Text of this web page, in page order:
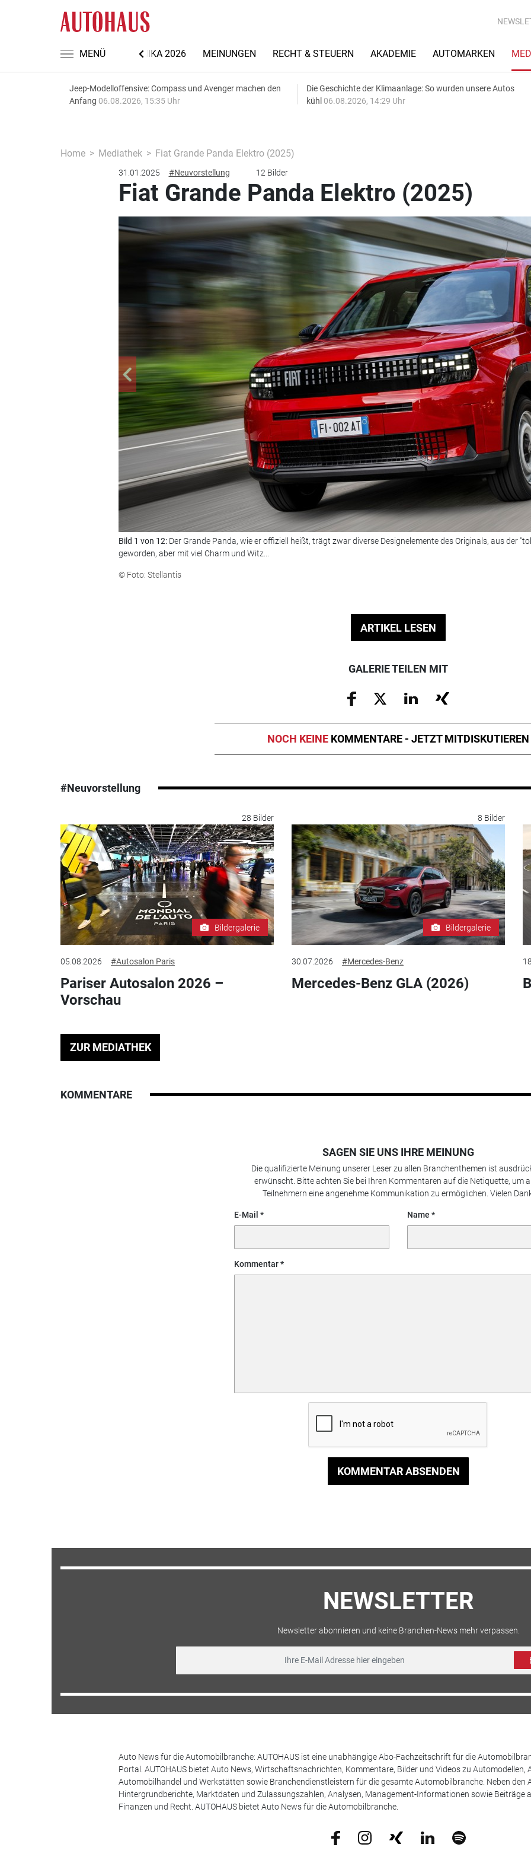
MENÜ
NACHRICHTEN AUTOMECHANIKA 2026 MEINUNGEN RECHT & STEUERN AKADEMIE AUTOMARKEN
Jeep-Modelloffensive: Compass und Avenger machen den
Anfang 06.08.2026, 15:35 Uhr
Die Geschichte der Klimaanlage: So wurden unsere Autos
kühl 06.08.2026, 14:29 Uhr
Home Mediathek Fiat Grande Panda Elektro (2025)
31.01.2025 #Neuvorstellung 12 Bilder
Fiat Grande Panda Elektro (2025)
Bild 1 von 12: Der Grande Panda, wie er offiziell heißt, trägt zwar diverse Designelemente des Originals, aus der
geworden, aber mit viel Charm und Witz...
© Foto: Stellantis
ARTIKEL LESEN
GALERIE TEILEN MIT
NOCH KEINE KOMMENTARE - JETZT MITDISKUTIEREN
#Neuvorstellung
28 Bilder
Bildergalerie
05.08.2026 #Autosalon Paris
Pariser Autosalon 2026 –
Vorschau
8 Bilder
Bildergalerie
30.07.2026 #Mercedes-Benz
Mercedes-Benz GLA (2026)
ZUR MEDIATHEK
KOMMENTARE
SAGEN SIE UNS IHRE MEINUNG
Die qualifizierte Meinung unserer Leser zu allen Branchenthemen ist
erwünscht. Bitte achten Sie bei Ihren Kommentaren auf die Netiquette, um
Teilnehmern eine angenehme Kommunikation zu ermöglichen. Vielen
E-Mail Name
Kommentar
KOMMENTAR ABSENDEN
NEWSLETTER
Newsletter abonnieren und keine Branchen-News mehr verpassen.
Auto News für die Automobilbranche: AUTOHAUS ist eine unabhängige Abo-Fachzeitschrift für die
Portal. AUTOHAUS bietet Auto News, Wirtschaftsnachrichten, Kommentare, Bilder und Videos zu
Automobilhandel und Werkstätten sowie Branchendienstleistern für die gesamte Automobilbranche. Neben den
Hintergrundberichte, Marktdaten und Zulassungszahlen, Analysen, Management-Informationen sowie Beiträge
Finanzen und Recht. AUTOHAUS bietet Auto News für die Automobilbranche.